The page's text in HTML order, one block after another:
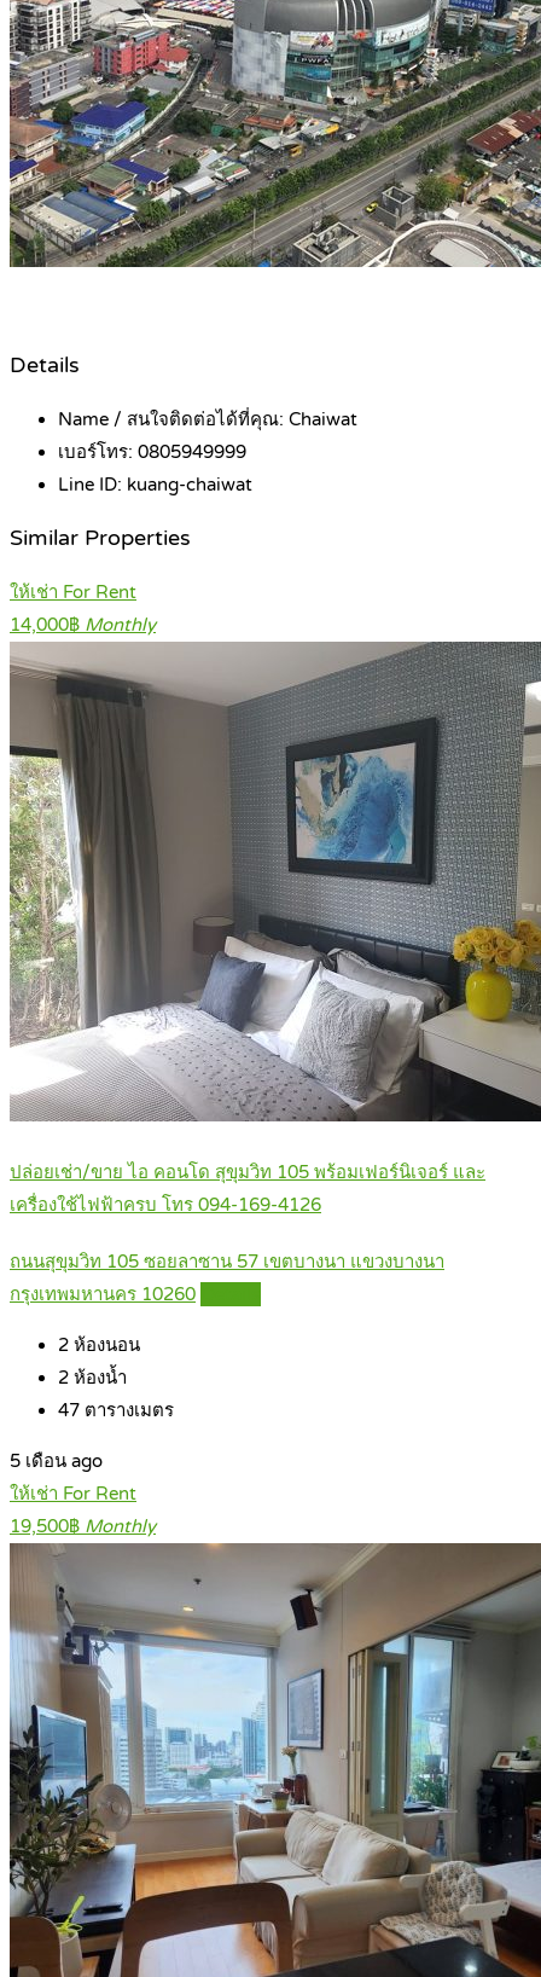
Details
Name / สนใจติดต่อได้ที่คุณ: Chaiwat
เบอร์โทร: 0805949999
Line ID: kuang-chaiwat
Similar Properties
ให้เช่า For Rent
14,000฿ Monthly
ปล่อยเช่า/ขาย ไอ คอนโด สุขุมวิท 105 พร้อมเฟอร์นิเจอร์ และ
เครื่องใช้ไฟฟ้าครบ โทร 094-169-4126
ถนนสุขุมวิท 105 ซอยลาซาน 57 เขตบางนา แขวงบางนา
กรุงเทพมหานคร 10260
2 ห้องนอน
2 ห้องน้ำ
47 ตารางเมตร
5 เดือน ago
ให้เช่า For Rent
19,500฿ Monthly